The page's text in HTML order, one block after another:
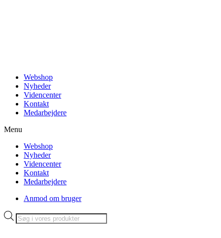
Webshop
Nyheder
Videncenter
Kontakt
Medarbejdere
Menu
Webshop
Nyheder
Videncenter
Kontakt
Medarbejdere
Anmod om bruger
Products
search